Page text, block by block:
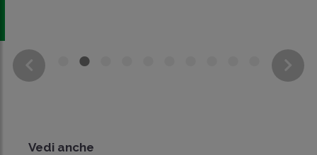
Vedi anche